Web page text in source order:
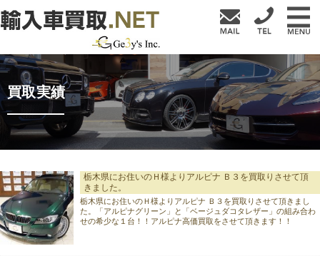
買取実績
栃木県にお住いのＨ様よりアルピナ Ｂ３を買取りさせて頂
きました。
栃木県にお住いのＨ様よりアルピナ Ｂ３を買取りさせて頂きまし
た。「アルピナグリーン」と「ベージュダコタレザー」の組み合わ
せの希少な１台！！アルピナ高価買取をさせて頂きます！！